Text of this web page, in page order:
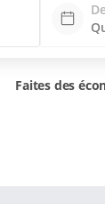
Faites des